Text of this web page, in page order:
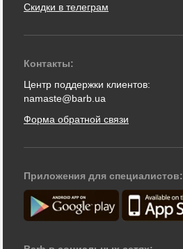
Скидки в телеграм
Контакты:
Центр поддержки клиентов:
namaste@barb.ua
Форма обратной связи
Приложения для специалистов: